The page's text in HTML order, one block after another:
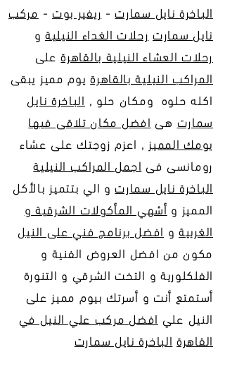
الباخرة نايل سمارت - ريفير بوت - مركب
نايل سمارت رحلات الغداء النيلية و
رحلات العشاء النيلية بالقاهرةعلى
المراكب النيلية بالقاهرةيوم مميز يبقى
اكله حلوه ومكان حلو , الباخرة نايل
سمارت هى افضل مكان تلاقى فيها
يومك المميز , اعزم زوجتك على عشاء
رومانسى فى اجمل المراكب النيلية
الباخرة نايل سمارت و الي بتتميز بالأكل
المميز و أشهي المأكولات الشرقية و
الغربيةو افضل برنامج فني على النيل
مكون من افضل العروض الفنية و
الفلكلورية و التخت الشرقي و التنورة
أستمتع أنت و أسرتك بيوم مميز على
النيل علي افضل مركب علي النيل في
القاهرة الباخرة نايل سمارت